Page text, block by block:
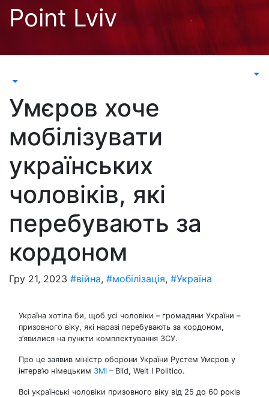
Перейти
Point Lviv
Умєров хоче
мобілізувати
українських
чоловіків, які
перебувають за
кордоном
Гру 21, 2023 #війна, #мобілізація, #Україна
Україна хотіла би, щоб усі чоловіки – громадяни України –
призовного віку, які наразі перебувають за кордоном,
з’явилися на пункти комплектування ЗСУ.
Про це заявив міністр оборони України Рустем Умєров у
інтерв’ю німецьким ЗМІ – Bild, Welt I Politico.
Всі українські чоловіки призовного віку від 25 до 60 років